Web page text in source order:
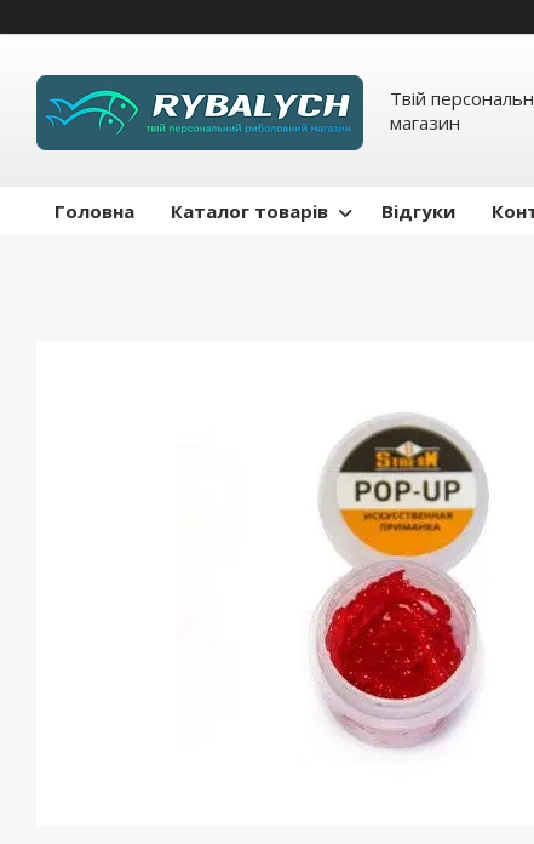
Твій
магазин
Головна Каталог товарів Відгуки